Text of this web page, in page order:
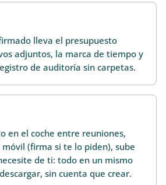
lleva el presupuesto
adjuntos, la marca de tiempo y
de auditoría sin carpetas.
en el coche entre reuniones,
(firma si te lo piden), sube
de ti: todo en un mismo
sin cuenta que crear.